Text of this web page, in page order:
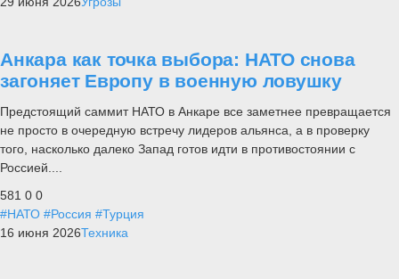
Анкара как точка выбора: НАТО снова
загоняет Европу в военную ловушку
Предстоящий саммит НАТО в Анкаре все заметнее превращается
не просто в очередную встречу лидеров альянса, а в проверку
того, насколько далеко Запад готов идти в противостоянии с
Россией....
581 0 0
#НАТО #Россия #Турция
16 июня 2026Техника